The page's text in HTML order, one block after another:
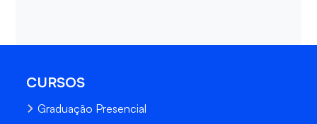
CURSOS
Graduação Presencial